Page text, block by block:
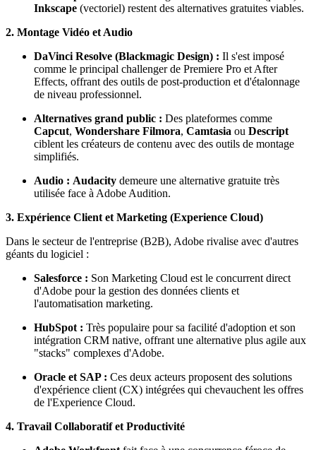
Inkscape (vectoriel) restent des alternatives gratuites viables.
2. Montage Vidéo et Audio
DaVinci Resolve (Blackmagic Design) : Il s'est imposé
comme le principal challenger de Premiere Pro et After
Effects, offrant des outils de post-production et d'étalonnage
de niveau professionnel.
Alternatives grand public : Des plateformes comme
Capcut, Wondershare Filmora, Camtasia ou Descript
ciblent les créateurs de contenu avec des outils de montage
simplifiés.
Audio : Audacity demeure une alternative gratuite très
utilisée face à Adobe Audition.
3. Expérience Client et Marketing (Experience Cloud)
Dans le secteur de l'entreprise (B2B), Adobe rivalise avec d'autres
géants du logiciel :
Salesforce : Son Marketing Cloud est le concurrent direct
d'Adobe pour la gestion des données clients et
l'automatisation marketing.
HubSpot : Très populaire pour sa facilité d'adoption et son
intégration CRM native, offrant une alternative plus agile aux
"stacks" complexes d'Adobe.
Oracle et SAP : Ces deux acteurs proposent des solutions
d'expérience client (CX) intégrées qui chevauchent les offres
de l'Experience Cloud.
4. Travail Collaboratif et Productivité